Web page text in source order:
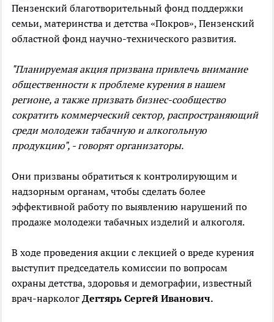
Пензенский благотворительный фонд поддержки
семьи, материнства и детства «Покров», Пензенский
областной фонд научно-технического развития.
"Планируемая акция призвана привлечь внимание
общественности к проблеме курения в нашем
регионе, а также призвать бизнес-сообщество
сократить коммерческий сектор, распространяющий
среди молодежи табачную и алкогольную
продукцию", - говорят организаторы.
Они призваны обратиться к контролирующим и
надзорным органам, чтобы сделать более
эффективной работу по выявлению нарушений по
продаже молодежи табачных изделий и алкоголя.
В ходе проведения акции с лекцией о вреде курения
выступит председатель комиссии по вопросам
охраны детства, здоровья и демографии, известный
врач-нарколог Дегтярь Сергей Иванович.